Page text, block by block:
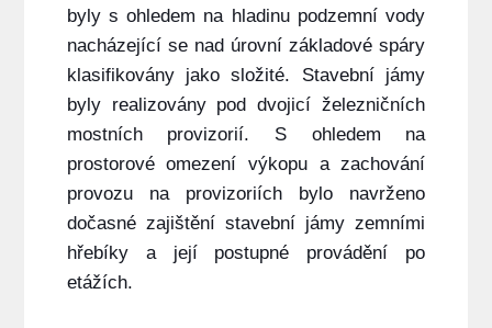
byly s ohledem na hladinu podzemní vody
nacházející se nad úrovní základové spáry
klasifikovány jako složité. Stavební jámy
byly realizovány pod dvojicí železničních
mostních provizorií. S ohledem na
prostorové omezení výkopu a zachování
provozu na provizoriích bylo navrženo
dočasné zajištění stavební jámy zemními
hřebíky a její postupné provádění po
etážích.